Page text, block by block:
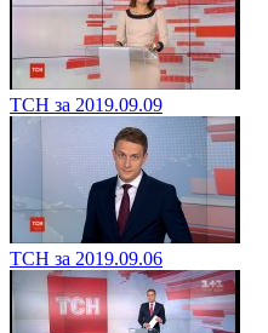
ТСН за 2019.09.09
ТСН за 2019.09.06